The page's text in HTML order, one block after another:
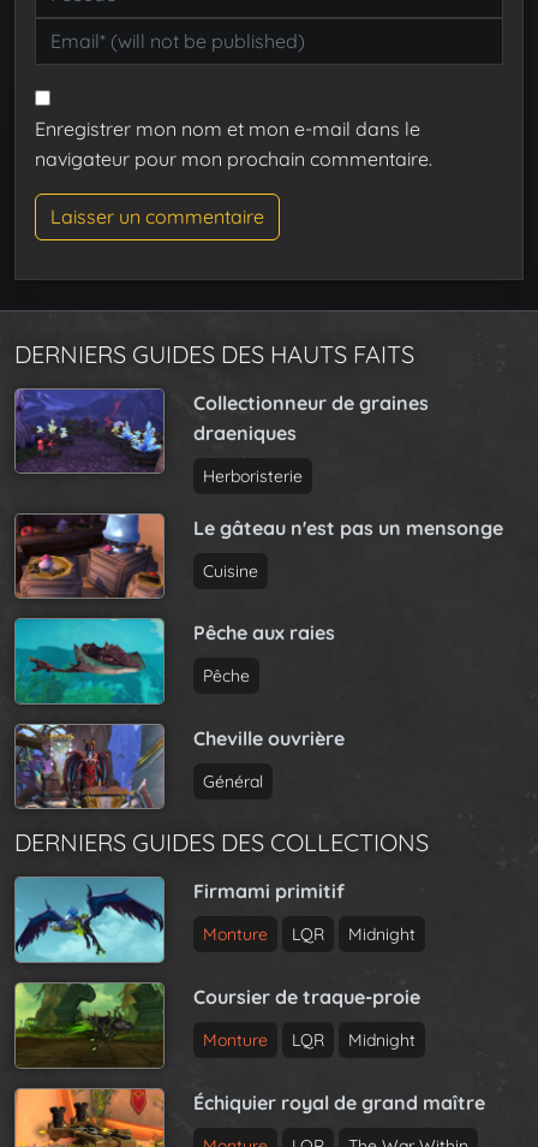
Enregistrer mon nom et mon e-mail dans le
navigateur pour mon prochain commentaire.
DERNIERS GUIDES DES HAUTS FAITS
Collectionneur de graines
draeniques
Herboristerie
Le gâteau n'est pas un mensonge
Cuisine
Pêche aux raies
Pêche
Cheville ouvrière
Général
DERNIERS GUIDES DES COLLECTIONS
Firmami primitif
Monture LQR Midnight
Coursier de traque-proie
Monture LQR Midnight
Échiquier royal de grand maître